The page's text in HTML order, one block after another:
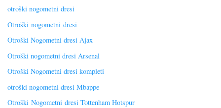
otroški nogometni dresi
Otroški nogometni dresi
Otroški Nogometni dresi Ajax
Otroški nogometni dresi Arsenal
Otroški Nogometni dresi kompleti
otroški nogometni dresi Mbappe
Otroški Nogometni dresi Tottenham Hotspur